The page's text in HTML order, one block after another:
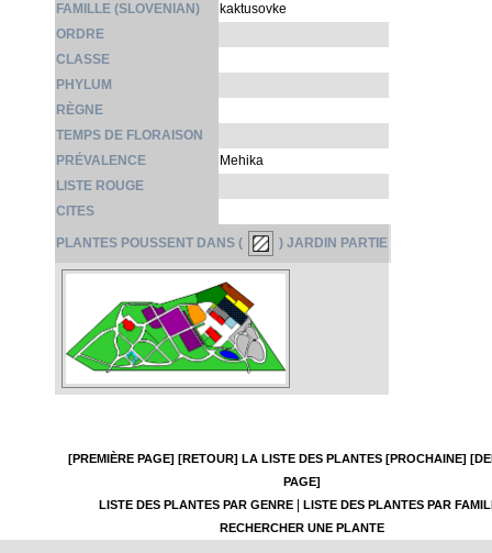
FAMILLE (SLOVENIAN)
kaktusovke
ORDRE
CLASSE
PHYLUM
RÈGNE
TEMPS DE FLORAISON
PRÉVALENCE
Mehika
LISTE ROUGE
CITES
PLANTES POUSSENT DANS ( ) JARDIN PARTIE
[PREMIÈRE PAGE] [RETOUR] LA LISTE DES PLANTES [PROCHAINE]
PAGE]
LISTE DES PLANTES PAR GENRE|
LISTE DES PLANTES PAR
RECHERCHER UNE PLANTE